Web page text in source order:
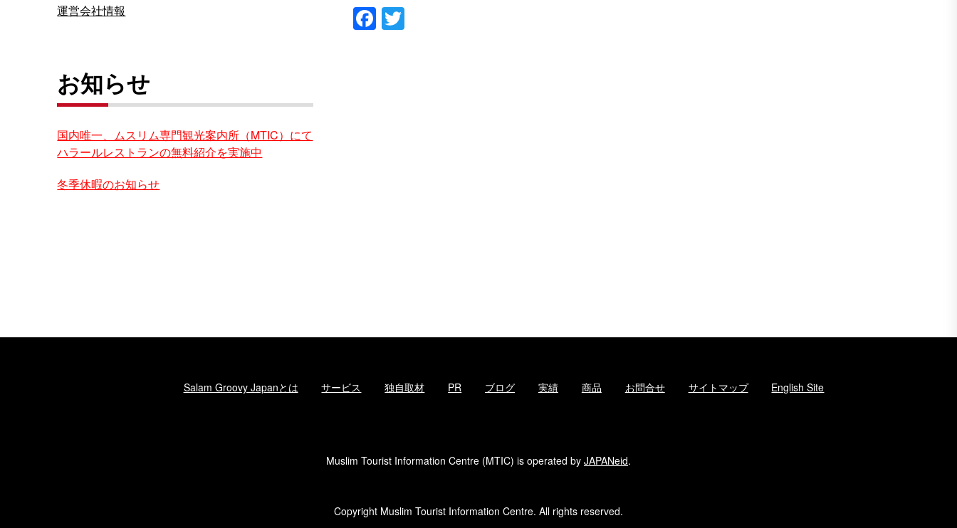
Facebook
Twitter
運営会社情報
お知らせ
国内唯一、ムスリム専門観光案内所（MTIC）にて
ハラールレストランの無料紹介を実施中
冬季休暇のお知らせ
Salam Groovy Japanとは サービス 独自取材 PR ブログ 実績 商品 お問合せ サイトマップ English Site
Muslim Tourist Information Centre (MTIC) is operated by JAPANeid.
Copyright Muslim Tourist Information Centre. All rights reserved.